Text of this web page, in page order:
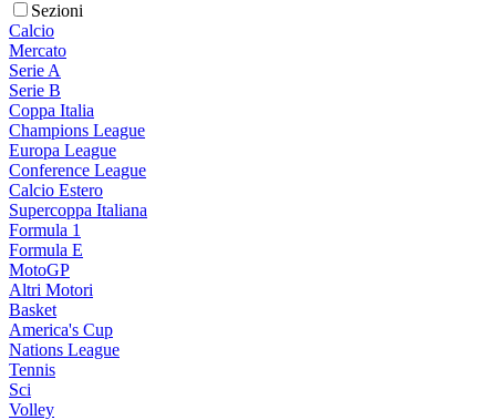
Sezioni
Calcio
Mercato
Serie A
Serie B
Coppa Italia
Champions League
Europa League
Conference League
Calcio Estero
Supercoppa Italiana
Formula 1
Formula E
MotoGP
Altri Motori
Basket
America's Cup
Nations League
Tennis
Sci
Volley